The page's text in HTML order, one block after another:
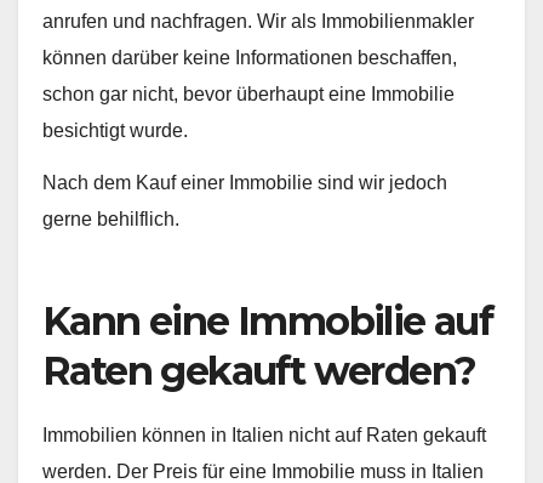
anrufen und nachfragen. Wir als Immobilienmakler
können darüber keine Informationen beschaffen,
schon gar nicht, bevor überhaupt eine Immobilie
besichtigt wurde.
Nach dem Kauf einer Immobilie sind wir jedoch
gerne behilflich.
Kann eine Immobilie auf
Raten gekauft werden?
Immobilien können in Italien nicht auf Raten gekauft
werden. Der Preis für eine Immobilie muss in Italien